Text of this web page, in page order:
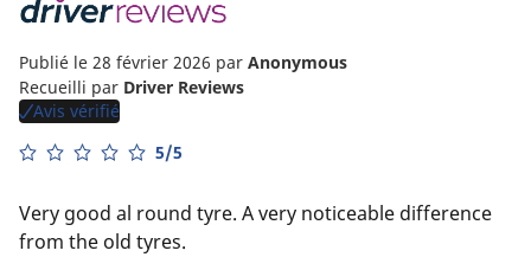
Publié le 28 février 2026 par Anonymous
Recueilli par Driver Reviews
Avis vérifié
5/5
Very good al round tyre. A very noticeable difference
from the old tyres.